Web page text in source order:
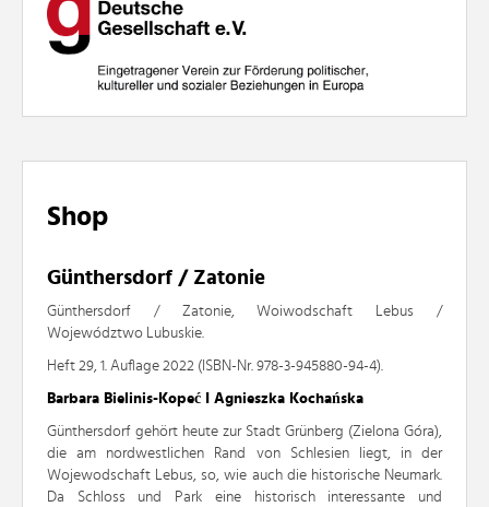
Shop
Günthersdorf / Zatonie
Günthersdorf / Zatonie, Woiwodschaft Lebus /
Województwo Lubuskie.
Heft 29, 1. Auflage 2022 (ISBN-Nr. 978-3-945880-94-4).
Barbara Bielinis-Kopeć I Agnieszka Kochańska
Günthersdorf gehört heute zur Stadt Grünberg (Zielona Góra),
die am nordwestlichen Rand von Schlesien liegt, in der
Wojewodschaft Lebus, so, wie auch die historische Neumark.
Da Schloss und Park eine historisch interessante und